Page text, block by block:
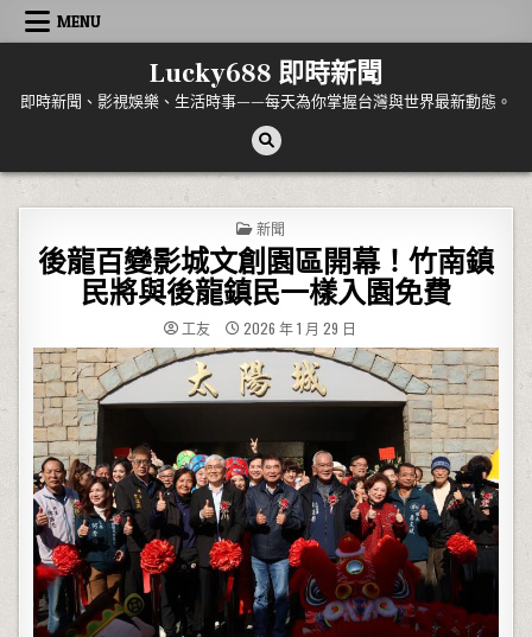
Skip to content
MENU
Lucky688 即時新聞
即時新聞、影視娛樂、生活時事——每天為你掌握台灣與世界最新動態。
POSTED IN
新聞
後龍百變影城文創園區開幕！竹南鎮
民將與後龍鎮民一樣入園免費
工友 2026 年 1 月 29 日